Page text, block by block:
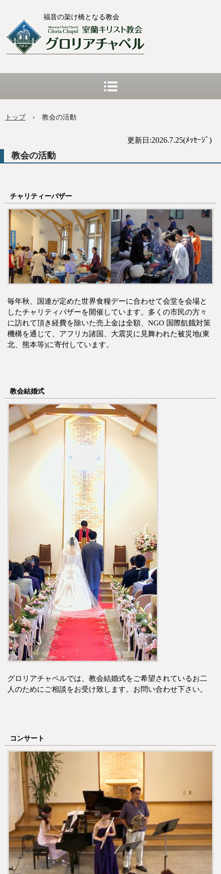
福音の架け橋となる教会
トップ › 教会の活動
更新日 :2026.7.25(ﾒｯｾｰｼﾞ)
教会の活動
チャリティーバザー
毎年秋、国連が定めた世界食糧デーに合わせて会堂を会場と
したチャリティバザーを開催しています。多くの市民の方々
に訪れて頂き経費を除いた売上金は全額、NGO 国際飢餓対策
機構を通じて、アフリカ諸国、大震災に見舞われた被災地(東
北、熊本等)に寄付しています。
教会結婚式
グロリアチャペルでは、教会結婚式をご希望されているお二
人のためにご相談をお受け致します。お問い合わせ下さい。
コンサート